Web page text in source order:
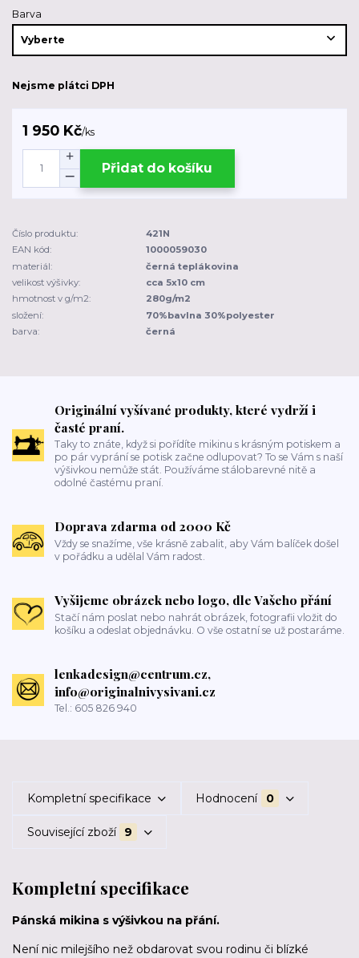
Barva
Nejsme plátci DPH
1 950 Kč/ks
Přidat do košíku
Číslo produktu:
421N
EAN kód:
1000059030
materiál:
černá teplákovina
velikost výšivky:
cca 5x10 cm
hmotnost v g/m2:
280g/m2
složení:
70%bavlna 30%polyester
barva:
černá
Originální vyšívané produkty, které vydrží i
časté praní.
Taky to znáte, když si pořídíte mikinu s krásným potiskem a
po pár vyprání se potisk začne odlupovat? To se Vám s naší
výšivkou nemůže stát. Používáme stálobarevné nitě a
odolné častému praní.
Doprava zdarma od 2000 Kč
Vždy se snažíme, vše krásně zabalit, aby Vám balíček došel
v pořádku a udělal Vám radost.
Vyšijeme obrázek nebo logo, dle Vašeho přání
Stačí nám poslat nebo nahrát obrázek, fotografii vložit do
košíku a odeslat objednávku. O vše ostatní se už postaráme.
lenkadesign@centrum.cz,
info@originalnivysivani.cz
Tel.: 605 826 940
Kompletní specifikace Hodnocení 0
Související zboží 9
Kompletní specifikace
Pánská mikina s výšivkou na přání.
Není nic milejšího než obdarovat svou rodinu či blízké